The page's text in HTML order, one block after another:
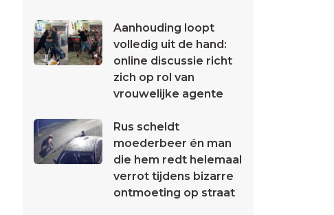
Aanhouding loopt
volledig uit de hand:
online discussie richt
zich op rol van
vrouwelijke agente
Rus scheldt
moederbeer én man
die hem redt helemaal
verrot tijdens bizarre
ontmoeting op straat